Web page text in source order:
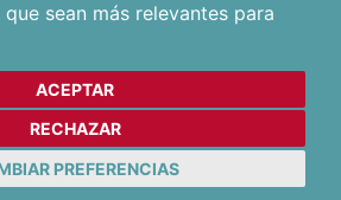
sean más relevantes para
ACEPTAR
RECHAZAR
PREFERENCIAS